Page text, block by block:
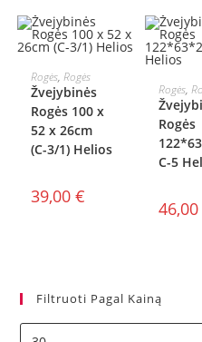
Į KREPŠELĮ
Rogės, Rogės
Žvejybinės
Rogės 100 х
52 х 26cm
(С-3/1) Helios
39,00 €
Į
Rogės,
Rogės
C-5
46,00
Filtruoti Pagal Kainą